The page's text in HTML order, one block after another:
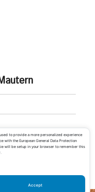
Adventmarkt Mautern
to provide a more personalized experience
with the European General Data Protection
will be setup in your browser to remember this
Accept